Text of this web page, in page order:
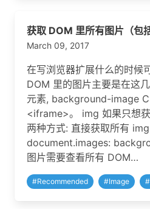
获取 DOM 里所有图片（包
March 09, 2017
在写浏览器扩展什么的时候
DOM 里的图片主要是在这
元素, background-image
<iframe>。 img 如果只想
两种方式: 直接获取所有
document.images:
图片需要查看所有 DOM…
#Recommended #Image #